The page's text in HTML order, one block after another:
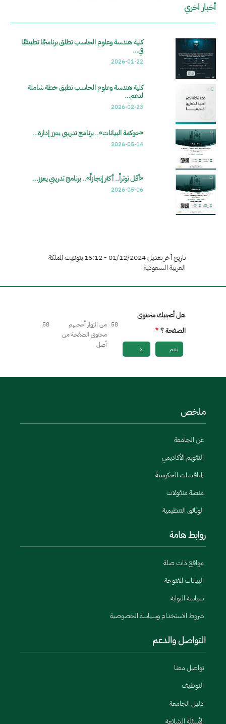
أخبار اخري
كلية هندسة وعلوم الحاسب تطلق برنامجًا تطبيقيًا
في…
2026-01-22
كلية هندسة وعلوم الحاسب تطبق خطة شاملة
لدعم…
2026-02-23
«حوكمة البيانات».. برنامج تدريبي يعزز إدارة…
2026-05-14
«أقل توتراً.. أكثر إنجازاً».. برنامج تدريبي يعزز…
2026-05-06
تاريخ آخر تعديل 01/12/2024 - 15:12 بتوقيت المملكة
العربية السعودية
هل أعجبك محتوى
الصفحة ؟
نعم لا
58 من الزوار أعجبهم
محتوى الصفحة من
أصل
58
ملخص
عن الجامعة
التقويم الأكاديمي
المنافسات الحكومية
منصة منقولات
الوثائق التنظيمية
روابط هامة
مواقع ذات صلة
البيانات المفتوحة
سياسة البوابة
شروط الاستخدام وسياسة الخصوصية
التواصل والدعم
تواصل معنا
التوظيف
دليل الجامعة
الأسئلة الشائعة